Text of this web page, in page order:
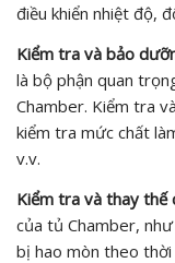
điều khiển nhiệt độ,
Kiểm tra và bảo
là bộ phận quan
Chamber. Kiểm tra
kiểm tra mức chất
v.v.
Kiểm tra và thay thế
của tủ Chamber,
bị hao mòn theo thời